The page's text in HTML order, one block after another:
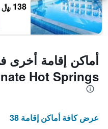
138 ﷼
Hot Springs
عرض كافة أماكن إقامة 38